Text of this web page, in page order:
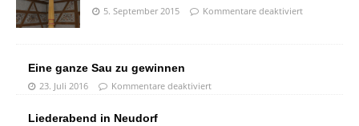
5. September 2015 Kommentare deaktiviert
Eine ganze Sau zu gewinnen
23. Juli 2016 Kommentare deaktiviert
Liederabend in Neudorf